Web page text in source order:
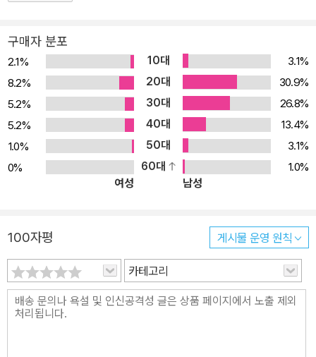
성, 삶과 죽음, 거짓과 편견 등 인류가 가진 속성들을 영리하게 풍자하
며 보편적 히어로물과는 다른 톤의 공상 과학물을 성공적으로 그려
냈고 독자와 전문가들 모두에게 극찬을 받았다.마블 시네마틱 유니버
스 무비 「어벤져스: 에이지 오브 울트론」에서 첫 등장한 것과 같이, 코
믹스에서도 비전을 창조한 것은 울트론이었다. 비전은 울트론의 사악
한 뜻에 따라 어벤저스를 공격한다는 단 하나의 목적으로 만들어졌지
만, 막상 어벤저스와 마주쳤을 때 그들에게 교화되어 당당한 어벤저
로 거듭났다. 인공 지능을 가진 안드로이드로 태어났지만 끊임없이
드디어 한국 독자들을 찾아간다. 비전의 개인사에 집중한 이 작품을
읽기에 앞서, 비전이 스칼렛 위치(완다 막시모프)와 한때 결혼했었고,
『어벤저스 디스어셈블드』, 『하우스 오브 엠』 등의 불운한 일을 겪으
며 갈라진 과거가 있다는 점 정도를 알아 두면 좋다.
구매자 분포
2.1% 10대
3.1%
8.2%
20대
30.9%
5.2%
30대
26.8%
5.2%
40대
13.4%
1.0%
50대
3.1%
0%
60대
1.0%
여성
남성
100자평 게시물 운영 원칙
카테고리